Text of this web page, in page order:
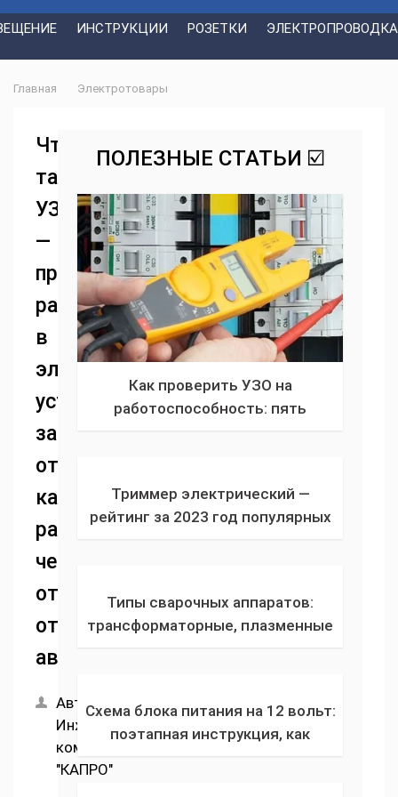
ИНСТРУКЦИИ РОЗЕТКИ ЭЛЕКТРОПРОВОДКА
Главная Электротовары
Что
такое
УЗО
—
принцип
работы
в
электрике
устройства
защитного
отключения,
как
расшифровывается,
чем
отличается
от
автомата
Автор:
Инженерная
компания
"КАПРО"
ПОЛЕЗНЫЕ СТАТЬИ ☑️
Как проверить УЗО на
работоспособность: пять
Триммер электрический —
рейтинг за 2023 год популярных
Типы сварочных аппаратов:
трансформаторные, плазменные
Схема блока питания на 12 вольт:
поэтапная инструкция, как
простейший блок питания своими